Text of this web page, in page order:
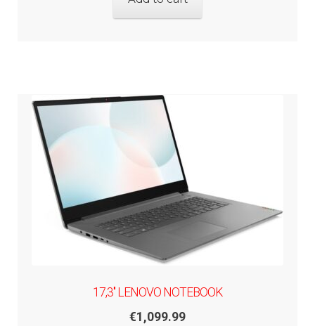
17,3'' LENOVO NOTEBOOK
€1,099.99